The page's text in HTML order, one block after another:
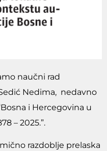
naučni rad
Nedima, nedavno
i Hercegovina u
– 2025.”.
razdoblje prelaska